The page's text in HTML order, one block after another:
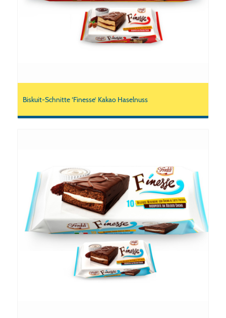
Biskuit-Schnitte ‘Finesse’ Kakao Haselnuss